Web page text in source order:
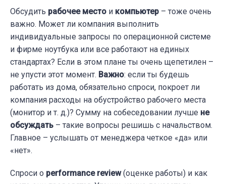
Обсудить рабочее место и компьютер – тоже очень
важно. Может ли компания выполнить
индивидуальные запросы по операционной системе
и фирме ноутбука или все работают на единых
стандартах? Если в этом плане ты очень щепетилен –
не упусти этот момент. Важно: если ты будешь
работать из дома, обязательно спроси, покроет ли
компания расходы на обустройство рабочего места
(монитор и т. д.)? Сумму на собеседовании лучше не
обсуждать – такие вопросы решишь с начальством.
Главное – услышать от менеджера четкое «да» или
«нет».
Спроси о performance review(оценке работы) и как